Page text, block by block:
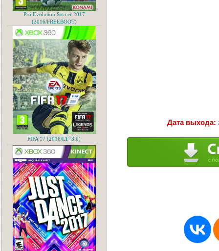
Дата выхода:
Pro Evolution Soccer 2017
(2016/FREEBOOT)
FIFA 17 (2016/LT+3.0)